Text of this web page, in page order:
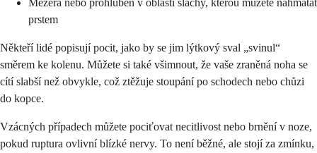
Mezera nebo prohlubeň v oblasti šlachy, kterou můžete nahmatat
prstem
Někteří lidé popisují pocit, jako by se jim lýtkový sval „svinul“
směrem ke kolenu. Můžete si také všimnout, že vaše zraněná noha se
cítí slabší než obvykle, což ztěžuje stoupání po schodech nebo chůzi
do kopce.
Vzácných případech můžete pociťovat necitlivost nebo brnění v noze,
pokud ruptura ovlivní blízké nervy. To není běžné, ale stojí za zmínku,